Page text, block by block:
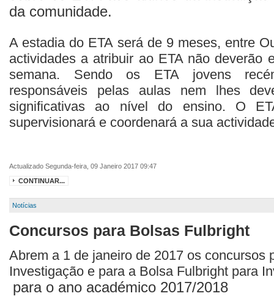
da comunidade.
A estadia do ETA será de 9 meses, entre
actividades a atribuir ao ETA não deverão
semana. Sendo os ETA jovens
responsáveis pelas aulas nem lhes
significativas ao nível do ensino. O
supervisionará e coordenará a sua
Actualizado Segunda-feira, 09 Janeiro 2017 09:47
CONTINUAR...
Notícias
Concursos para Bolsas Fulbright
Abrem a 1 de janeiro de 2017 os concursos
Investigação e para a Bolsa Fulbright para
para o ano académico 2017/2018